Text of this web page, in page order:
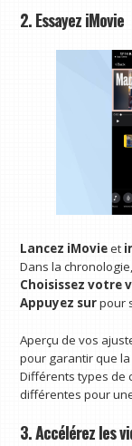
2. Essayez iMovie
Lancez iMovieet
Dans la
Choisissez votre
Appuyez surpour
Aperçu de vos
pour garantir que
Différents types de
différentes pour
3. Accélérez les